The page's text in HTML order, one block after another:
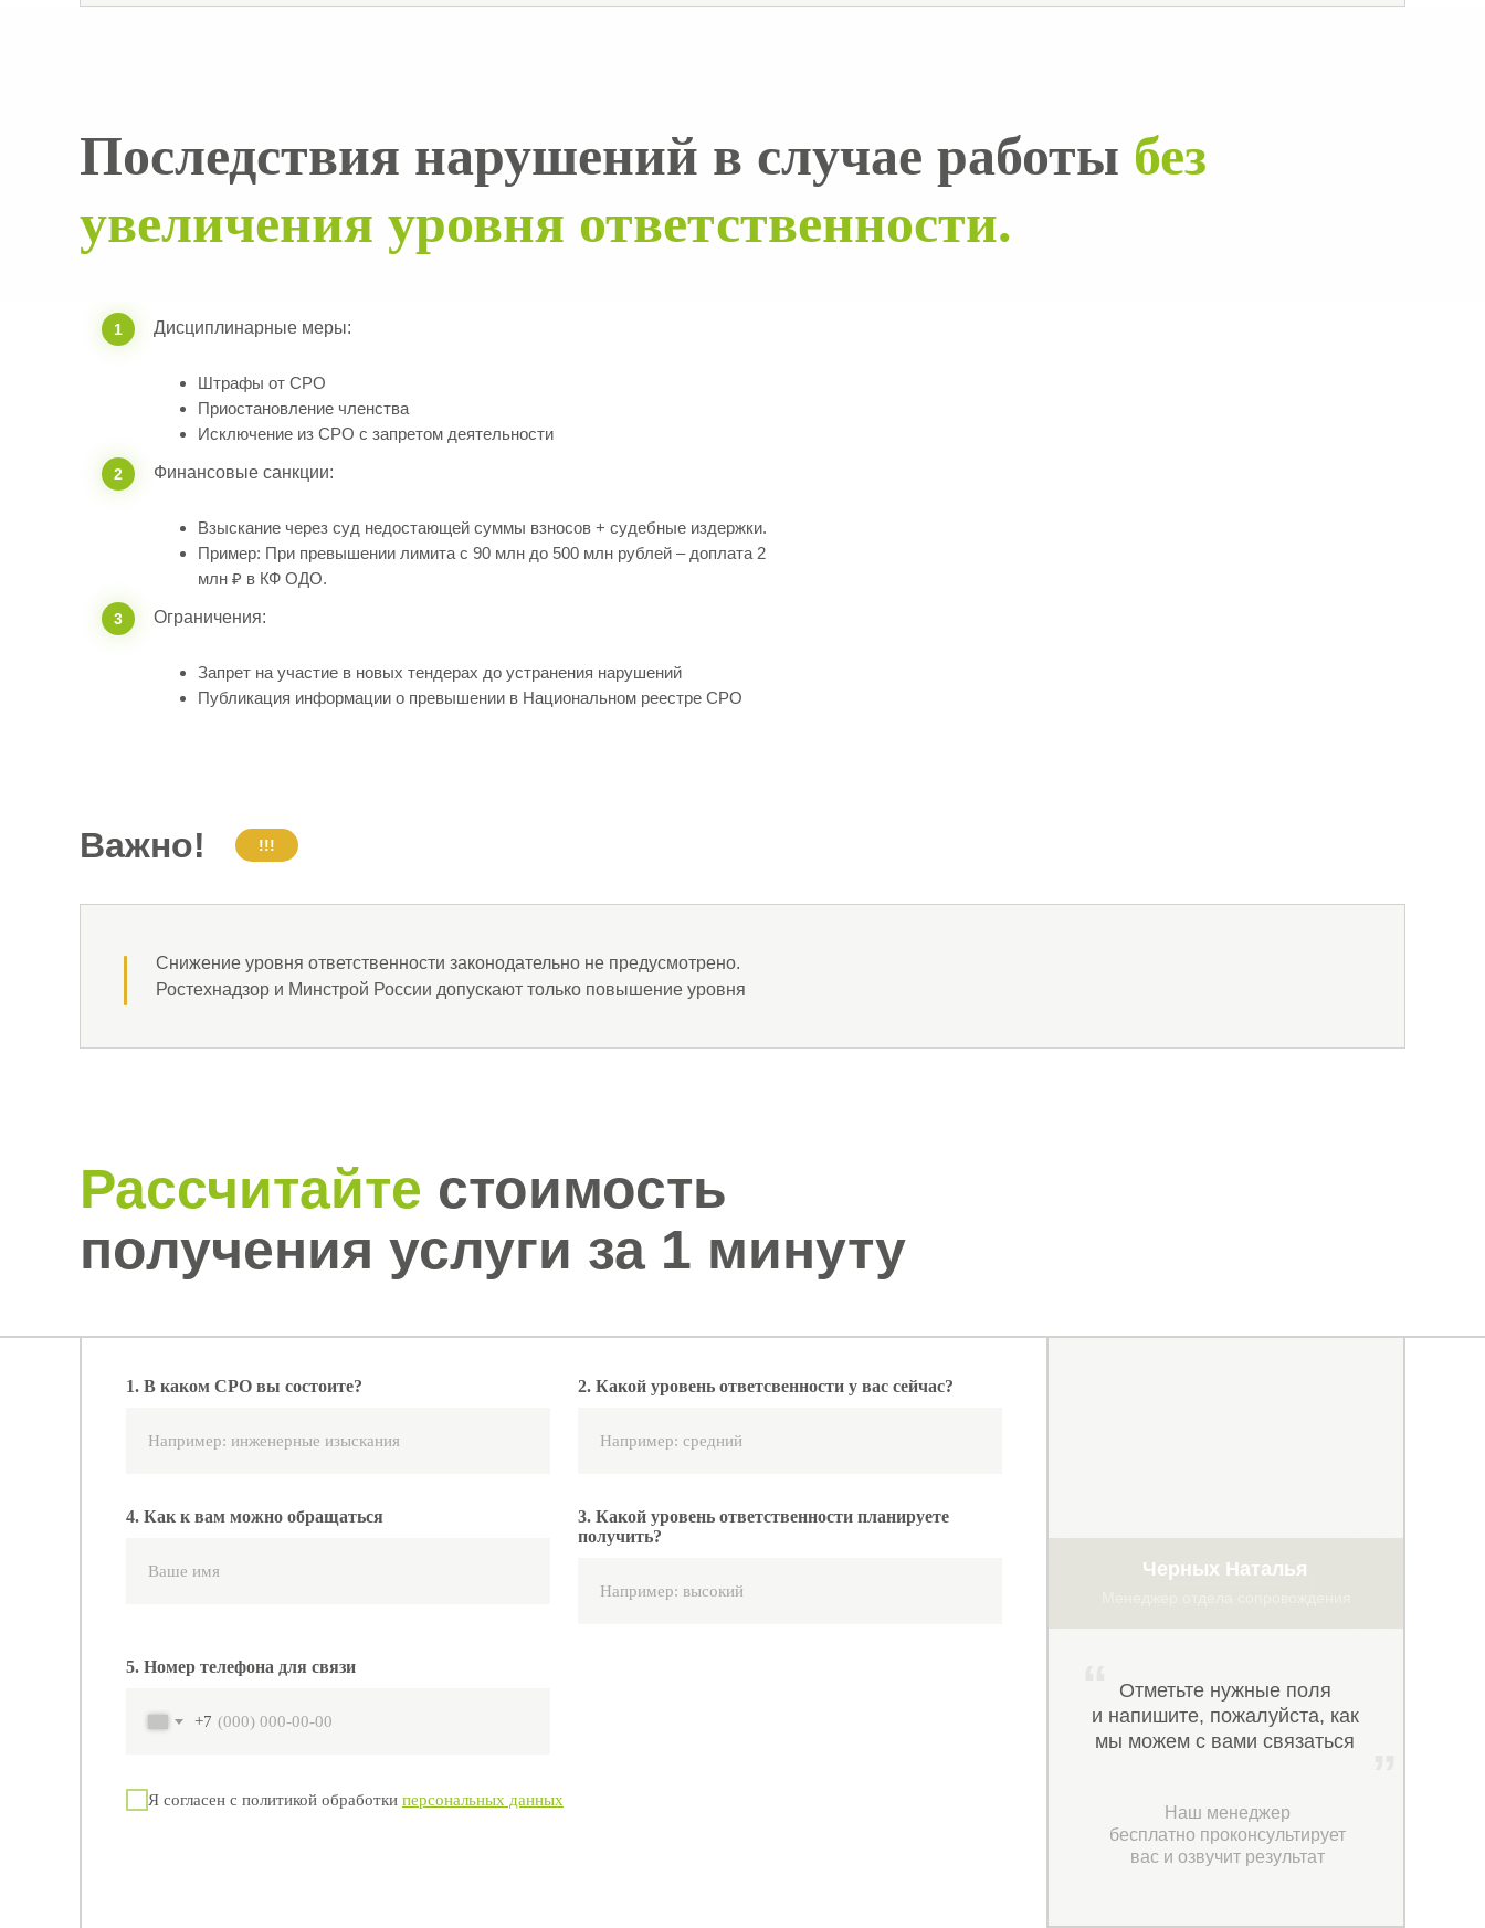
Последствия нарушений в случае работы без
увеличения уровня ответственности.
Штрафы от СРО
Приостановление членства
Исключение из СРО с запретом деятельности
Дисциплинарные меры:
1
Взыскание через суд недостающей суммы взносов + судебные издержки.
Пример: При превышении лимита с 90 млн до 500 млн рублей – доплата 2
млн ₽ в КФ ОДО.
Финансовые санкции:
2
Запрет на участие в новых тендерах до устранения нарушений
Публикация информации о превышении в Национальном реестре СРО
Ограничения:
3
Важно!
Снижение уровня ответственности законодательно не предусмотрено.
Ростехнадзор и Минстрой России допускают только повышение уровня
!!!
Получить расчет допуска СРО
Рассчитайте стоимость
получения услуги за 1 минуту
Отметьте нужные поля
и напишите, пожалуйста, как
мы можем с вами связаться
Наш менеджер
бесплатно проконсультирует
вас и озвучит результат
Черных Наталья
1. В каком СРО вы состоите? 2. Какой уровень ответсвенности у вас сейчас?
4. Как к вам можно обращаться
3. Какой уровень ответственности планируете
получить?
5. Номер телефона для связи
+7
Я согласен с политикой обработки персональных данных